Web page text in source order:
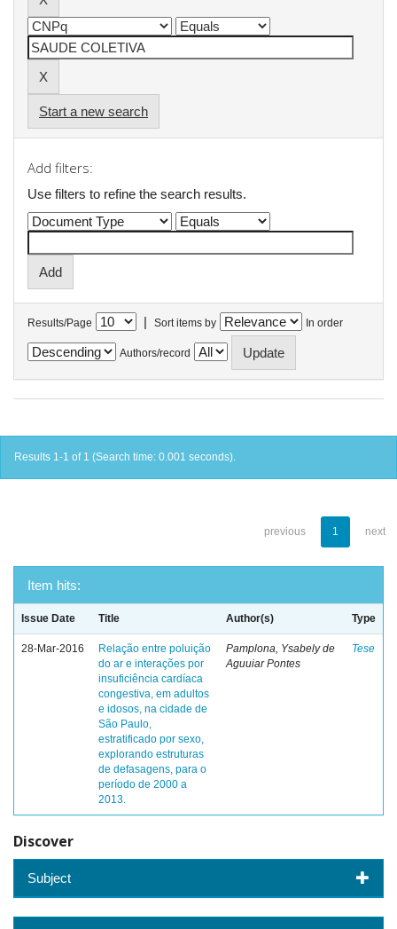
Start a new search
Add filters:
Use filters to refine the search results.
Results/Page | Sort items by In order
Authors/record
Results 1-1 of 1 (Search time: 0.001 seconds).
previous 1 next
Item hits:
Issue Date Title Author(s) Type
28-Mar-2016
Relação entre poluição
do ar e interações por
insuficiência cardíaca
congestiva, em adultos
e idosos, na cidade de
São Paulo,
estratificado por sexo,
explorando estruturas
de defasagens, para o
período de 2000 a
2013.
Pamplona, Ysabely de
Aguuiar Pontes
Tese
Discover
Subject